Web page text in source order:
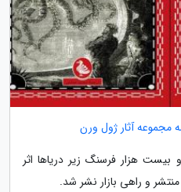
مجموعه آثار ژول ورن
هزار فرسنگ زیر دریاها اثر
و راهی بازار نشر شد.